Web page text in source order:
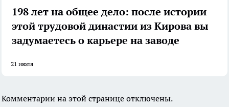
198 лет на общее дело: после истории
этой трудовой династии из Кирова вы
задумаетесь о карьере на заводе
21 июля
Комментарии на этой странице отключены.